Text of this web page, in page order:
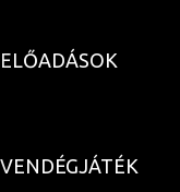
ELŐADÁSOK
VENDÉGJÁTÉK